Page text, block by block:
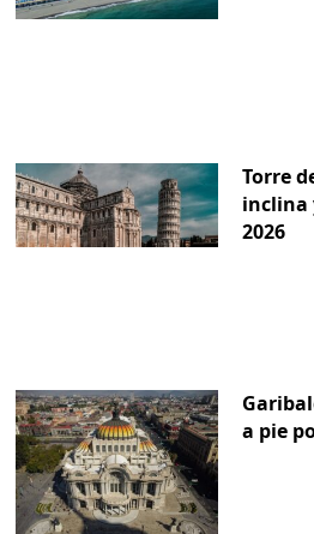
Torre
inclina
2026
a pie